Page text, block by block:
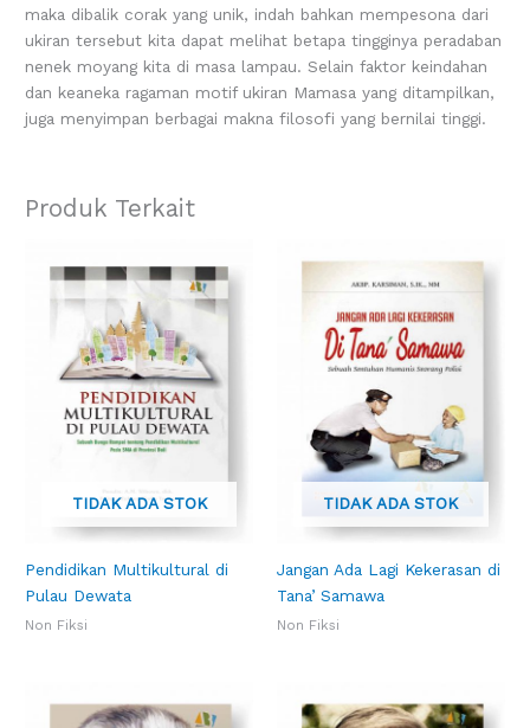
maka dibalik corak yang unik, indah bahkan mempesona dari
ukiran tersebut kita dapat melihat betapa tingginya peradaban
nenek moyang kita di masa lampau. Selain faktor keindahan
dan keaneka ragaman motif ukiran Mamasa yang ditampilkan,
juga menyimpan berbagai makna filosofi yang bernilai tinggi.
Produk Terkait
TIDAK ADA STOK
Pendidikan Multikultural di
Pulau Dewata
Non Fiksi
TIDAK ADA STOK
Jangan Ada Lagi Kekerasan di
Tana’ Samawa
Non Fiksi